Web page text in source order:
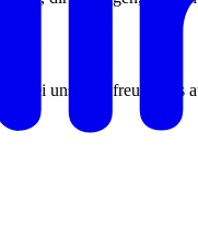
bei uns. Wir freuen uns